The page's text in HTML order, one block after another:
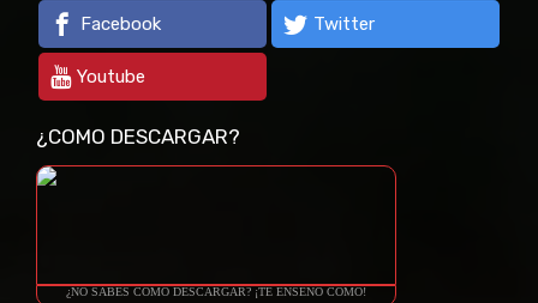
Facebook Twitter
Youtube
¿COMO DESCARGAR?
¿NO SABES COMO DESCARGAR? ¡TE ENSEÑO COMO!